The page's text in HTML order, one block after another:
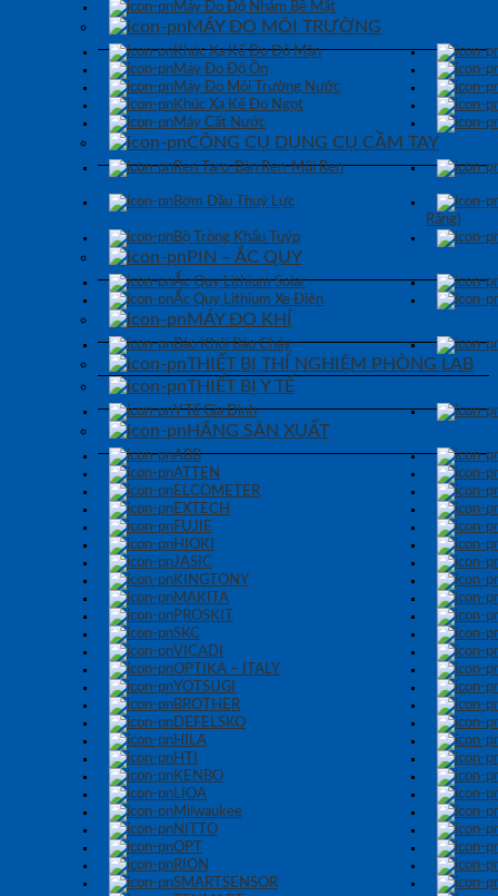
Máy Đo Độ Nhám Bề Mặt
MÁY ĐO MÔI TRƯỜNG
Khúc Xạ Kế Đo Độ Mặn
Máy Đo Độ Ồn
Máy Đo Môi Trường Nước
Khúc Xạ Kế Đo Ngọt
Máy Cất Nước
CÔNG CỤ DỤNG CỤ CẦM TAY
Ren Taro-Bàn Ren-Mũi Ren
Bơm Dầu Thuỷ Lực
Răng)
Bộ Tròng Khẩu Tuýp
PIN – ẮC QUY
Ắc Quy Lithium Solar
Ắc Quy Lithium Xe Điện
MÁY ĐO KHÍ
Báo Khói Báo Cháy
THIẾT BỊ THÍ NGHIỆM PHÒNG LAB
THIẾT BỊ Y TẾ
Y Tế Gia Đình
HÃNG SẢN XUẤT
ABB
ATTEN
ELCOMETER
EXTECH
FUJIE
HIOKI
JASIC
KINGTONY
MAKITA
PROSKIT
SKC
VICADI
OPTIKA – ITALY
YOTSUGI
BROTHER
DEFELSKO
HILA
HTI
KENBO
LIOA
Milwaukee
NITTO
OPT
RION
SMARTSENSOR